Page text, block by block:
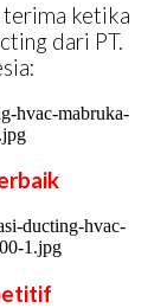
terima ketika
dari PT.